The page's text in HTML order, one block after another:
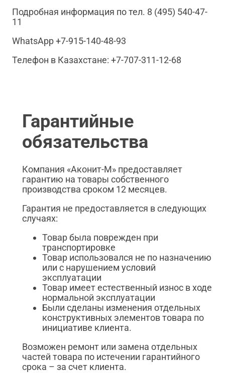
Подробная информация по тел. 8 (495) 540-47-
11
WhatsApp +7-915-140-48-93
Телефон в Казахстане: +7-707-311-12-68
Гарантийные
обязательства
Компания «Аконит-М» предоставляет
гарантию на товары собственного
производства сроком 12 месяцев.
Гарантия не предоставляется в следующих
случаях:
Товар была поврежден при
транспортировке
Товар использовался не по назначению
или с нарушением условий
эксплуатации
Товар имеет естественный износ в ходе
нормальной эксплуатации
Были сделаны изменения отдельных
конструктивных элементов товара по
инициативе клиента.
Возможен ремонт или замена отдельных
частей товара по истечении гарантийного
срока – за счет клиента.